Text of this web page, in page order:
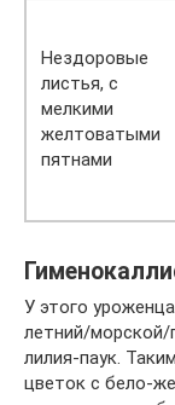
Нездоровые
листья, с
мелкими
желтоватыми
пятнами
У этого
летний/морской/
лилия-паук.
цветок с бело-